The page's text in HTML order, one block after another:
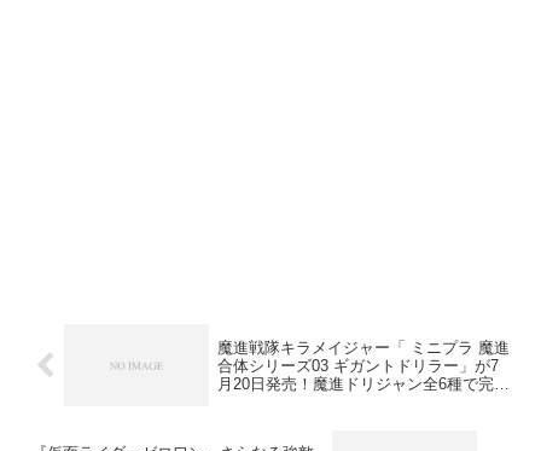
魔進戦隊キラメイジャー「 ミニプラ 魔進
合体シリーズ03 ギガントドリラー」が7
月20日発売！魔進ドリジャン全6種で完